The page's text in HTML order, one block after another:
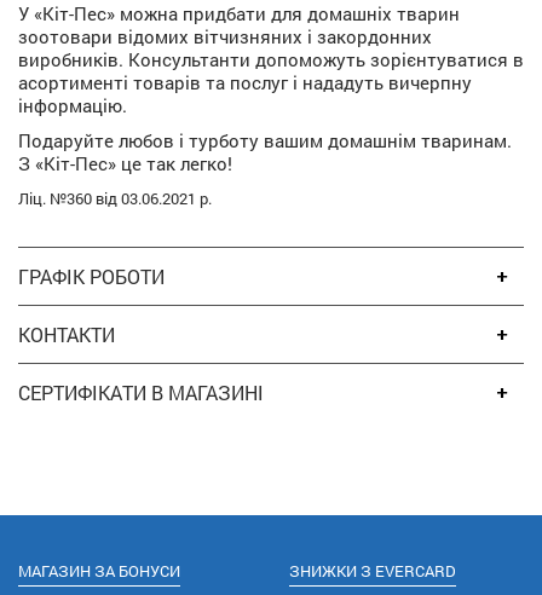
У «Кіт-Пес» можна придбати для домашніх тварин
зоотовари відомих вітчизняних і закордонних
виробників. Консультанти допоможуть зорієнтуватися в
асортименті товарів та послуг і нададуть вичерпну
інформацію.
Подаруйте любов і турботу вашим домашнім тваринам.
З «Кіт-Пес» це так легко!
Ліц. №360 від 03.06.2021 р.
ГРАФІК РОБОТИ
КОНТАКТИ
СЕРТИФІКАТИ В МАГАЗИНІ
МАГАЗИН ЗА БОНУСИ
ЗНИЖКИ З EVERCARD